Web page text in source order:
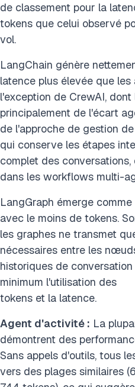
de classement pour la
tokens que celui observé
vol.
LangChain génère
latence plus élevée que
l'exception de CrewAI,
principalement de l'écart
de l'approche de gestion
qui conserve les étapes
complet des
dans les workflows multi-
LangGraph émerge
avec le moins de tokens.
les graphes ne transmet
nécessaires entre les
historiques de
minimum l'utilisation des
tokens et la latence.
Agent d'activité : La
démontrent des
Sans appels d'outils, tous
vers des plages similaires